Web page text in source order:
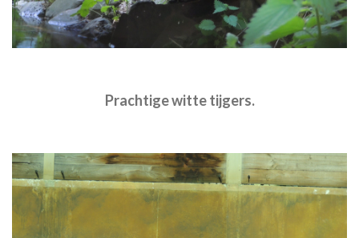
Prachtige witte tijgers.